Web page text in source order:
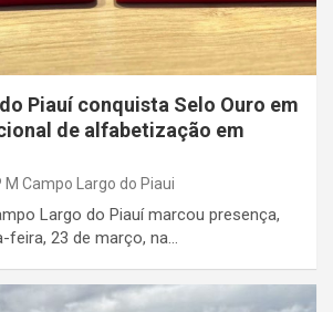
Piauí conquista Selo Ouro em
de alfabetização em
M Campo Largo do Piaui
Largo do Piauí marcou presença,
feira, 23 de março, na…